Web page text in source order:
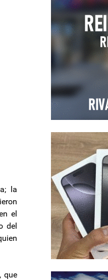
la
el
del
que